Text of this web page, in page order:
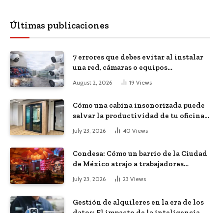
Últimas publicaciones
7 errores que debes evitar al instalar
una red, cámaras o equipos
tecnológicos en una empresa
August 2, 2026 19 Views
Cómo una cabina insonorizada puede
salvar la productividad de tu oficina
July 23, 2026 40 Views
Condesa: Cómo un barrio de la Ciudad
de México atrajo a trabajadores
remotos de todo el mundo
July 23, 2026 23 Views
Gestión de alquileres en la era de los